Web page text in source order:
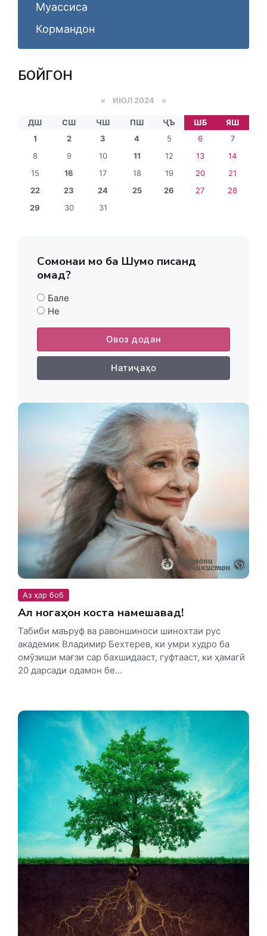
Муассиса
Кормандон
БОЙГОНӢ
« ИЮЛ 2024 »
ДШ СШ ЧШ ПШ ҶЪ ШБ
ЯШ
1
2 3 4 5 6
7
8
9 10 11 12 13
14
15
16 17 18 19 20
21
22
23 24 25 26 27
28
29
30 31
Сомонаи мо ба Шумо писанд
омад?
Бале
Не
Овоз додан
Натиҷаҳо
Аз ҳар боб
Ақл ногаҳон коста намешавад!
Табиби маъруф ва равоншиноси шинохтаи рус
академик Владимир Бехтерев, ки умри худро ба
омӯзиши мағзи сар бахшидааст, гуфтааст, ки ҳамагӣ
20 дарсади одамон бе...